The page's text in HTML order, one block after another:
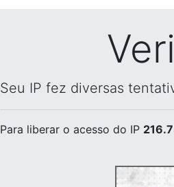
Seu IP fez diversas
Para liberar o acesso do IP